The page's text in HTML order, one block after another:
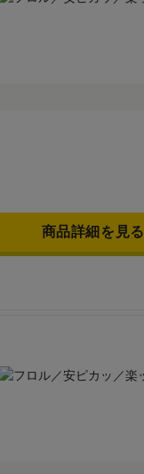
商品詳細を見る